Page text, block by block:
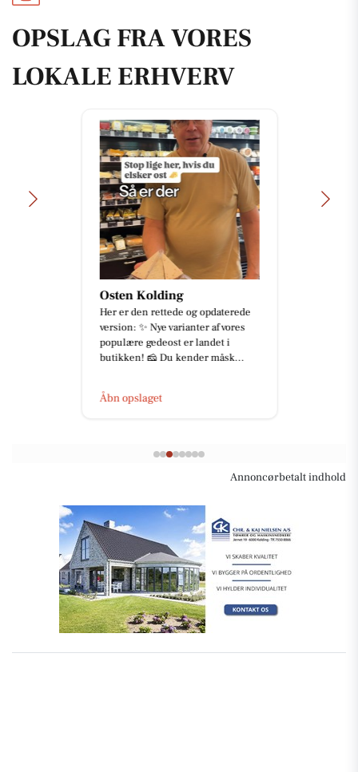
OPSLAG FRA VORES
LOKALE ERHVERV
Osten Kolding
Her er den rettede og opdaterede
version: ✨ Nye varianter af vores
populære gedeost er landet i
butikken! 🧀 Du kender måsk...
Åbn opslaget
Annoncørbetalt indhold